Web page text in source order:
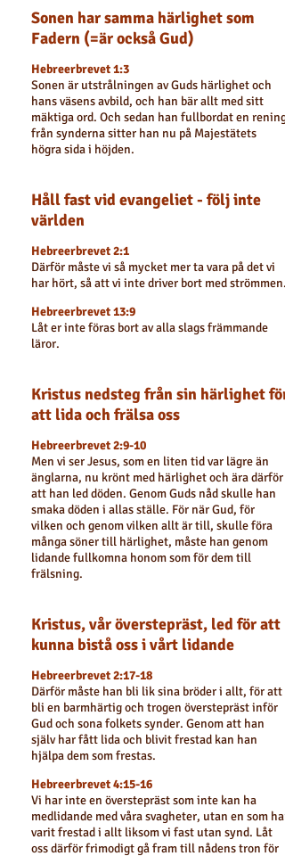
Sonen har samma härlighet som
Fadern (=är också Gud)
Hebreerbrevet 1:3
Sonen är utstrålningen av Guds härlighet och
hans väsens avbild, och han bär allt med sitt
mäktiga ord. Och sedan han fullbordat en rening
från synderna sitter han nu på Majestätets
högra sida i höjden.
Håll fast vid evangeliet - följ inte
världen
Hebreerbrevet 2:1
Därför måste vi så mycket mer ta vara på det vi
har hört, så att vi inte driver bort med strömmen.
Hebreerbrevet 13:9
Låt er inte föras bort av alla slags främmande
läror.
Kristus nedsteg från sin härlighet för
att lida och frälsa oss
Hebreerbrevet 2:9-10
Men vi ser Jesus, som en liten tid var lägre än
änglarna, nu krönt med härlighet och ära därför
att han led döden. Genom Guds nåd skulle han
smaka döden i allas ställe. För när Gud, för
vilken och genom vilken allt är till, skulle föra
många söner till härlighet, måste han genom
lidande fullkomna honom som för dem till
frälsning.
Kristus, vår överstepräst, led för att
kunna bistå oss i vårt lidande
Hebreerbrevet 2:17-18
Därför måste han bli lik sina bröder i allt, för att
bli en barmhärtig och trogen överstepräst inför
Gud och sona folkets synder. Genom att han
själv har fått lida och blivit frestad kan han
hjälpa dem som frestas.
Hebreerbrevet 4:15-16
Vi har inte en överstepräst som inte kan ha
medlidande med våra svagheter, utan en som har
varit frestad i allt liksom vi fast utan synd. Låt
oss därför frimodigt gå fram till nådens tron för